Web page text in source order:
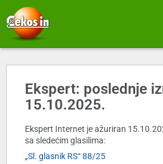
Ekspert: poslednje
15.10.2025.
Ekspert Internet je ažuriran
sa sledećim glasilima:
„Sl. glasnik RS“ 88/25